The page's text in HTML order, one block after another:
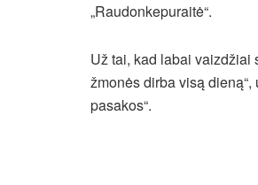
„Raudonkepuraitė“.
Už tai, kad labai vaizdžiai
žmonės dirba visą
pasakos“.